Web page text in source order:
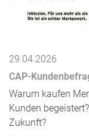
29.04.2026
CAP-
Warum kaufen
Kunden
Zukunft?